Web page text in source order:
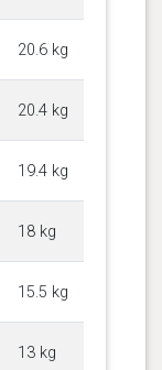
20.6 kg
20.4 kg
19.4 kg
18 kg
15.5 kg
13 kg